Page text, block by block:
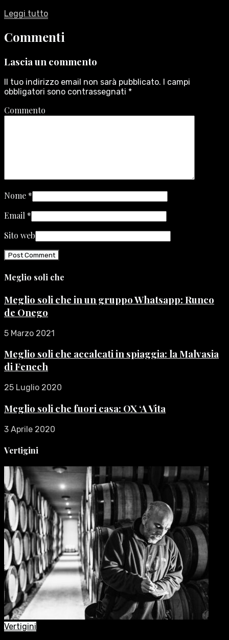
Leggi tutto
Commenti
Lascia un commento
Il tuo indirizzo email non sarà pubblicato.
I campi
obbligatori sono contrassegnati *
Commento
Nome *
Email *
Sito web
Meglio soli che
Meglio soli che in un gruppo Whatsapp: Runco
de Onego
5 Marzo 2021
Meglio soli che accalcati in spiaggia: la Malvasia
di Fenech
25 Luglio 2020
Meglio soli che fuori casa: OX ‘A Vita
3 Aprile 2020
Vertigini
Vertigini